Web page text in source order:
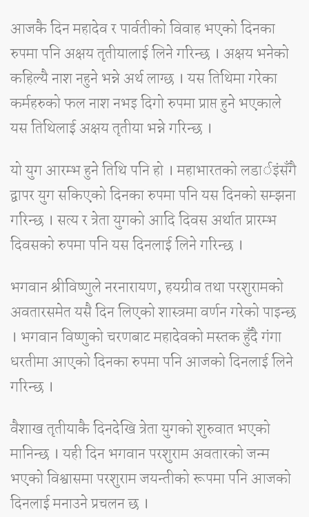
आजकै दिन महादेव र पार्वतीको विवाह भएको दिनका
रुपमा पनि अक्षय तृतीयालाई लिने गरिन्छ । अक्षय भनेको
कहिल्यै नाश नहुने भन्ने अर्थ लाग्छ । यस तिथिमा गरेका
कर्महरुको फल नाश नभइ दिगो रुपमा प्राप्त हुने भएकाले
यस तिथिलाई अक्षय तृतीया भन्ने गरिन्छ ।
यो युग आरम्भ हुने तिथि पनि हो । महाभारतको लडार्इंसँगै
द्वापर युग सकिएको दिनका रुपमा पनि यस दिनको सम्झना
गरिन्छ । सत्य र त्रेता युगको आदि दिवस अर्थात प्रारम्भ
दिवसको रुपमा पनि यस दिनलाई लिने गरिन्छ ।
भगवान श्रीविष्णुले नरनारायण, हयग्रीव तथा परशुरामको
अवतारसमेत यसै दिन लिएको शास्त्रमा वर्णन गरेको पाइन्छ
। भगवान विष्णुको चरणबाट महादेवको मस्तक हुँदै गंगा
धरतीमा आएको दिनका रुपमा पनि आजको दिनलाई लिने
गरिन्छ ।
वैशाख तृतीयाकै दिनदेखि त्रेता युगको शुरुवात भएको
मानिन्छ । यही दिन भगवान परशुराम अवतारको जन्म
भएको विश्वासमा परशुराम जयन्तीको रूपमा पनि आजको
दिनलाई मनाउने प्रचलन छ ।